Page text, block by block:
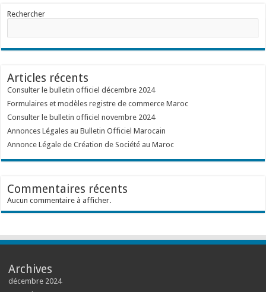
Rechercher
Articles récents
Consulter le bulletin officiel décembre 2024
Formulaires et modèles registre de commerce Maroc
Consulter le bulletin officiel novembre 2024
Annonces Légales au Bulletin Officiel Marocain
Annonce Légale de Création de Société au Maroc
Commentaires récents
Aucun commentaire à afficher.
Archives
décembre 2024